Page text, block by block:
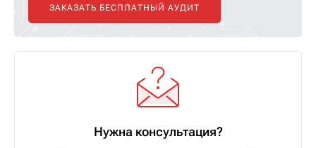
ЗАКАЗАТЬ БЕСПЛАТНЫЙ АУДИТ
Нужна консультация?